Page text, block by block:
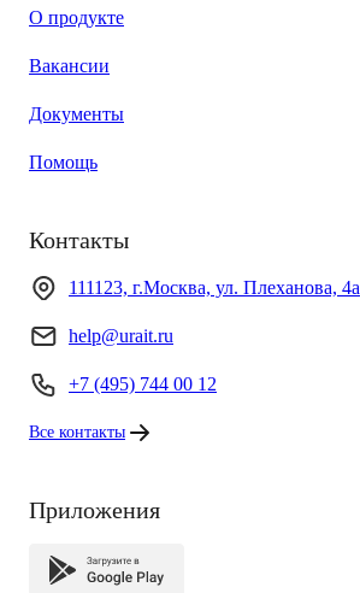
О продукте
Вакансии
Документы
Помощь
Контакты
111123, г.Москва, ул. Плеханова, 4а
help@urait.ru
+7 (495) 744 00 12
Все контакты
Приложения